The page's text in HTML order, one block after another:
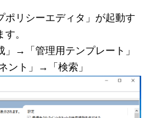
ポリシーエディタ」が起動す
。
」→「管理用テンプレート」
ント」→「検索」